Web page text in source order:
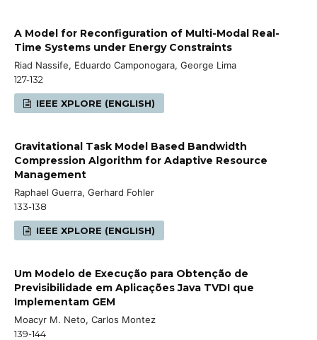
A Model for Reconfiguration of Multi-Modal Real-
Time Systems under Energy Constraints
Riad Nassife, Eduardo Camponogara, George Lima
127-132
IEEE XPLORE (ENGLISH)
Gravitational Task Model Based Bandwidth
Compression Algorithm for Adaptive Resource
Management
Raphael Guerra, Gerhard Fohler
133-138
IEEE XPLORE (ENGLISH)
Um Modelo de Execução para Obtenção de
Previsibilidade em Aplicações Java TVDI que
Implementam GEM
Moacyr M. Neto, Carlos Montez
139-144